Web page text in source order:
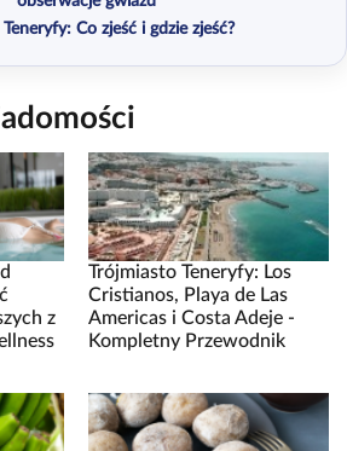
Co zjeść i gdzie zjeść?
z
Trójmiasto Teneryfy: Los
Cristianos, Playa de Las
Americas i Costa Adeje -
Kompletny Przewodnik